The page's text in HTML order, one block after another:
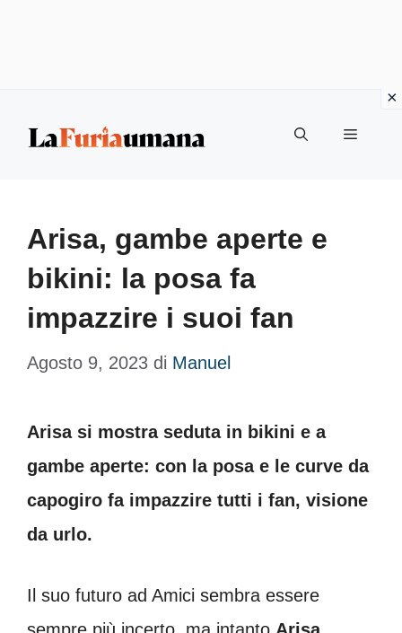
Menu
Arisa, gambe aperte e
bikini: la posa fa
impazzire i suoi fan
Agosto 9, 2023 di Manuel
Arisa si mostra seduta in bikini e a
gambe aperte: con la posa e le curve da
capogiro fa impazzire tutti i fan, visione
da urlo.
Il suo futuro ad Amici sembra essere